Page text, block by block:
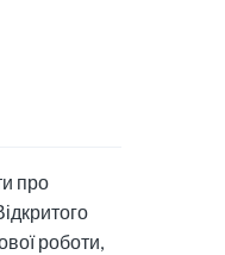
про
роботи,